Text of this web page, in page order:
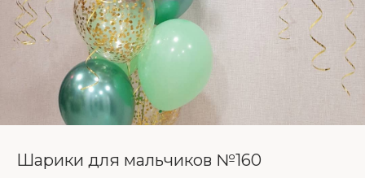
Шарики для мальчиков №160